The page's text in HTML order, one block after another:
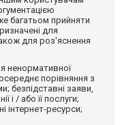
багатьом прийняти
для
для роз'яснення
ненормативної
порівняння з
безпідставні заяви,
і / або її послуги;
інтернет-ресурси;